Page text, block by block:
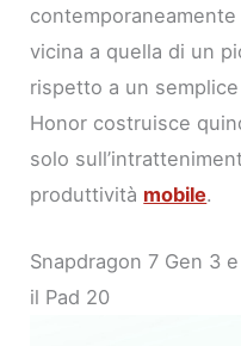
vicina a quella di un
rispetto a un
Honor costruisce
solo
produttività mobile.
Snapdragon 7 Gen 3
il Pad 20